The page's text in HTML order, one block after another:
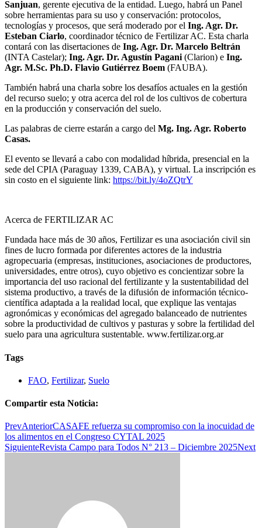
Sanjuan, gerente ejecutiva de la entidad. Luego, habrá un Panel
sobre herramientas para su uso y conservación: protocolos,
tecnologías y procesos, que será moderado por el Ing. Agr. Dr.
Esteban Ciarlo, coordinador técnico de Fertilizar AC. Esta charla
contará con las disertaciones de Ing. Agr. Dr. Marcelo Beltrán
(INTA Castelar); Ing. Agr. Dr. Agustín Pagani (Clarion) e Ing.
Agr. M.Sc. Ph.D. Flavio Gutiérrez Boem (FAUBA).
También habrá una charla sobre los desafíos actuales en la gestión
del recurso suelo; y otra acerca del rol de los cultivos de cobertura
en la producción y conservación del suelo.
Las palabras de cierre estarán a cargo del Mg. Ing. Agr. Roberto
Casas.
El evento se llevará a cabo con modalidad híbrida, presencial en la
sede del CPIA (Paraguay 1339, CABA), y virtual. La inscripción es
sin costo en el siguiente link: https://bit.ly/4oZQtrY
Acerca de FERTILIZAR AC
Fundada hace más de 30 años, Fertilizar es una asociación civil sin
fines de lucro formada por diferentes actores de la industria
agropecuaria (empresas, instituciones, asociaciones de productores,
universidades, entre otros), cuyo objetivo es concientizar sobre la
importancia del uso racional del fertilizante y la sustentabilidad del
sistema productivo, a través de la difusión de información técnico-
científica adaptada a la realidad local, que explique las ventajas
agronómicas y económicas del agregado balanceado de nutrientes
sobre la productividad de cultivos y pasturas y sobre la fertilidad del
suelo para una agricultura sustentable. www.fertilizar.org.ar
Tags
FAO, Fertilizar, Suelo
Compartir esta Noticia:
PrevAnteriorCASAFE refuerza su compromiso con la inocuidad de
los alimentos en el Congreso CYTAL 2025
SiguienteRevista Campo para Todos N° 213 – Diciembre 2025Next